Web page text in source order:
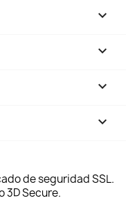


keyboard_arrow_down

de seguridad SSL.
3D Secure.